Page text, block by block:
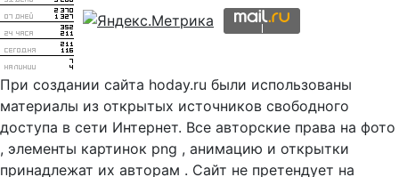
При создании сайта hoday.ru были использованы
материалы из открытых источников свободного
доступа в сети Интернет. Все авторские права на фото
, элементы картинок png , анимацию и открытки
принадлежат их авторам . Сайт не претендует на